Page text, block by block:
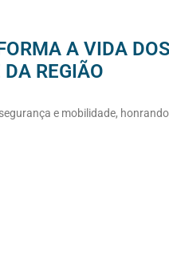
A VIDA
REGIÃO
e mobilidade,